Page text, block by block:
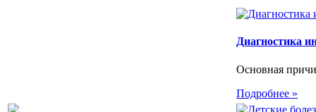
Диагностика
Основная
Подробнее »